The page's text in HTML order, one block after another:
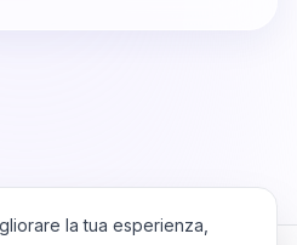
la tua esperienza,